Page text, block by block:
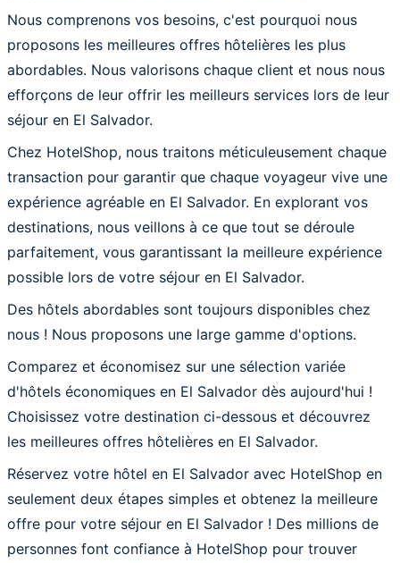
Nous comprenons vos besoins, c'est pourquoi nous
proposons les meilleures offres hôtelières les plus
abordables. Nous valorisons chaque client et nous nous
efforçons de leur offrir les meilleurs services lors de leur
séjour en El Salvador.
Chez HotelShop, nous traitons méticuleusement chaque
transaction pour garantir que chaque voyageur vive une
expérience agréable en El Salvador. En explorant vos
destinations, nous veillons à ce que tout se déroule
parfaitement, vous garantissant la meilleure expérience
possible lors de votre séjour en El Salvador.
Des hôtels abordables sont toujours disponibles chez
nous ! Nous proposons une large gamme d'options.
Comparez et économisez sur une sélection variée
d'hôtels économiques en El Salvador dès aujourd'hui !
Choisissez votre destination ci-dessous et découvrez
les meilleures offres hôtelières en El Salvador.
Réservez votre hôtel en El Salvador avec HotelShop en
seulement deux étapes simples et obtenez la meilleure
offre pour votre séjour en El Salvador ! Des millions de
personnes font confiance à HotelShop pour trouver